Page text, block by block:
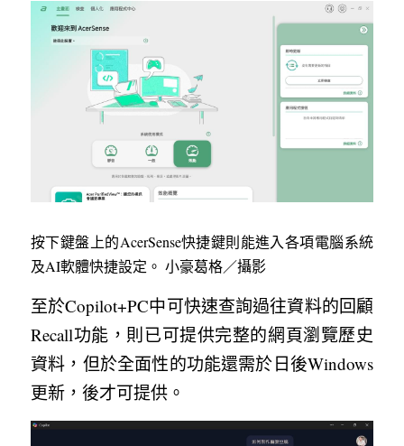
按下鍵盤上的AcerSense快捷鍵則能進入各項電腦系統
及AI軟體快捷設定。 小豪葛格／攝影
至於Copilot+PC中可快速查詢過往資料的回顧
Recall功能，則已可提供完整的網頁瀏覽歷史
資料，但於全面性的功能還需於日後Windows
更新，後才可提供。